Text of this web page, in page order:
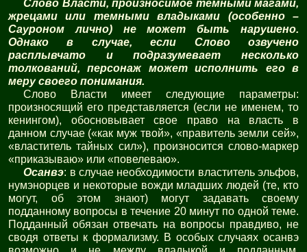
Слово Власти, произносимое темными магами,
жрецами или темными владыками (особенно –
Сауроном лично) не может быть нарушено.
Однако в случае, если Слово озвучено
расплывчато и подразумевает несколько
толкований, персонаж может исполнить его в
меру своего понимания.
Слово Власти имеет следующие параметры:
произносящий его представляется (если не именем, то
кенингом), обосновывает свое право на власть в
данном случае («как муж твой», «правитель земли сей»,
«властитель тайных сил»), произносится слово-маркер
«приказываю» или «повелеваю».
Осанвэ: в случае необходимости властитель эльфов,
нумэнорцев и некоторые вожди младших людей (те, кто
могут, об этом знают) могут задавать своему
подданному вопросы в течение 20 минут по одной теме.
Подданный обязан отвечать на вопросы правдиво, не
сводя ответы к формализму. В особых случаях осанвэ